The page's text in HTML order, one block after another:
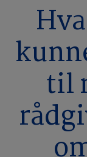
til